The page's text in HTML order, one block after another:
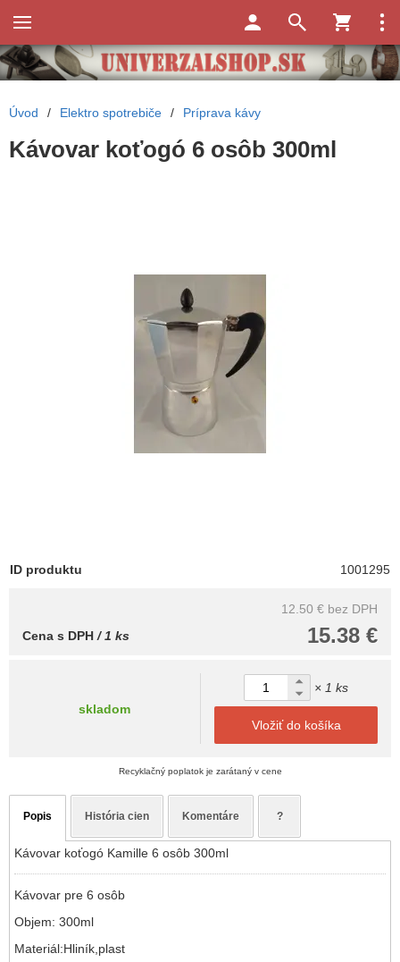
Úvod / Elektro spotrebiče / Príprava kávy
Kávovar koťogó 6 osôb 300ml
ID produktu 1001295
12.50 € bez DPH
15.38 €
Cena s DPH/ 1 ks
skladom
× 1 ks
Vložiť do košíka
Recyklačný poplatok je zarátaný v cene
Popis História cien Komentáre ?
Kávovar koťogó Kamille 6 osôb 300ml
Kávovar pre 6 osôb
Objem: 300ml
Materiál:Hliník,plast